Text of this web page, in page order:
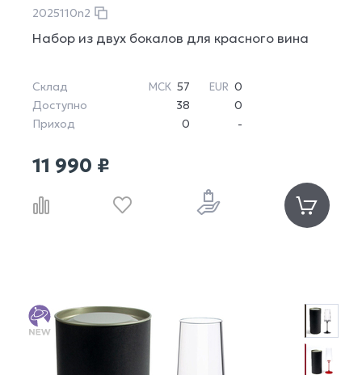
2025110n2
Набор из двух бокалов для красного вина
Склад МСК 57 EUR 0
Доступно
38
0
Приход
0 -
11 990 ₽